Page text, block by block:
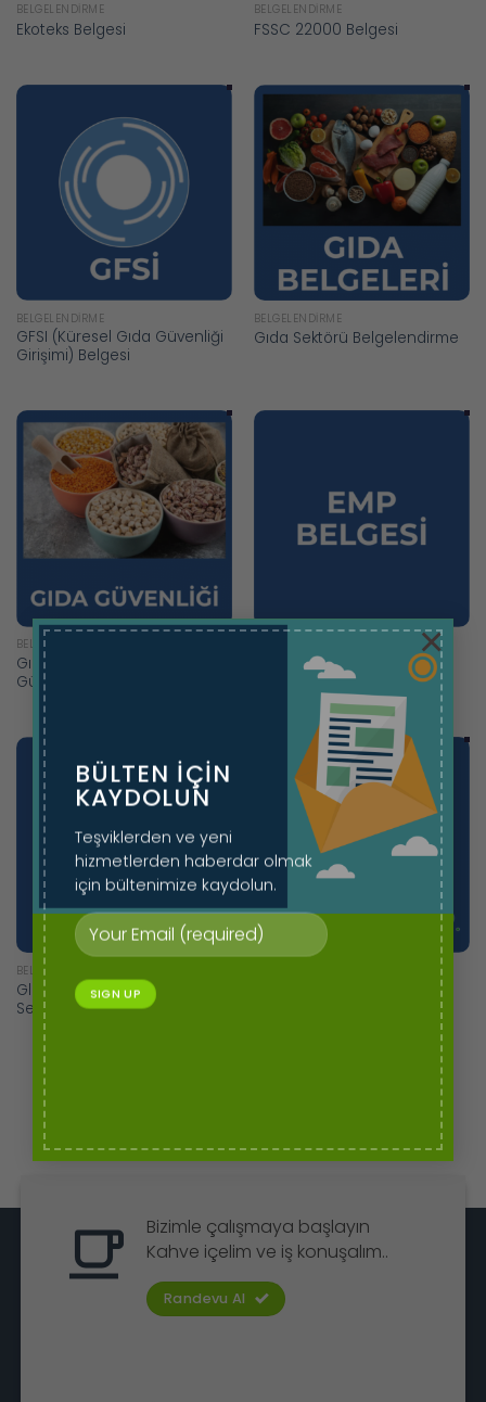
BÜLTEN IÇIN
KAYDOLUN
Teşviklerden ve yeni
hizmetlerden haberdar olmak
için bültenimize kaydolun.
×
BELGELENDIRME
Ekoteks Belgesi
BELGELENDIRME
FSSC 22000 Belgesi
BELGELENDIRME
GFSI (Küresel Gıda Güvenliği
Girişimi) Belgesi
BELGELENDIRME
Gıda Sektörü Belgelendirme
BELGELENDIRME
Gıda Sektörü Kalite Ve Gıda
Güvenliği Sertifikaları
Gıda Tesisleri İçin Çevresel
İzleme Programı (EMP)
BELGELENDIRME
Global Organik Tekstil
Sertifikası (GOTS)
Bizimle çalışmaya başlayın
Kahve içelim ve iş konuşalım..
Randevu Al